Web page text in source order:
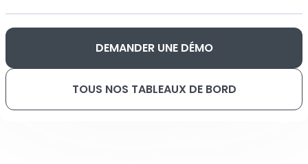
DEMANDER UNE DÉMO
TOUS NOS TABLEAUX DE BORD